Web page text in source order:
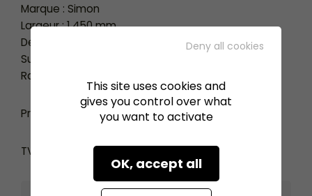
Marque : Simon
Largeur : 1.450 mm
Descriptif :
Sur 4 roues
Rateau arrière neuf
Prix de vente 5900 HT révisé
TVA et frais de port en sus
This site uses cookies and
gives you control over what
you want to activate
OK, accept all
Deny all cookies